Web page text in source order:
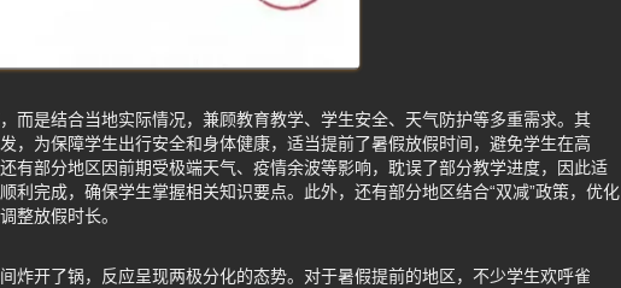
而是结合当地实际情况，兼顾教育教学、学生安全、天气防护等多重需求。其
，为保障学生出行安全和身体健康，适当提前了暑假放假时间，避免学生在高
有部分地区因前期受极端天气、疫情余波等影响，耽误了部分教学进度，因此适
利完成，确保学生掌握相关知识要点。此外，还有部分地区结合“双减”政策，优化
整放假时长。
炸开了锅，反应呈现两极分化的态势。对于暑假提前的地区，不少学生欢呼雀